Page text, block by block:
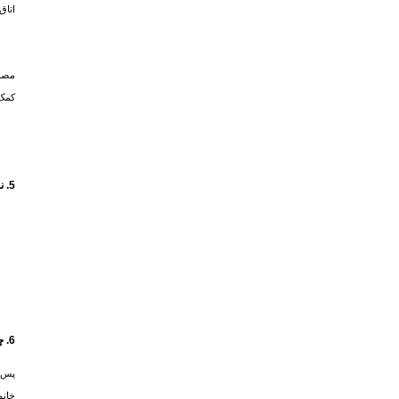
5. نشانه‌های مرگ بیمار چیست؟
6. چه اقداماتی باید پس از مرگ بیمار صورت گیرد؟
پس